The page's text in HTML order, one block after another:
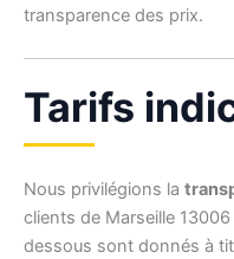
transparence des prix.
Tarifs
Nous privilégions la
clients de Marseille
dessous sont donnés à